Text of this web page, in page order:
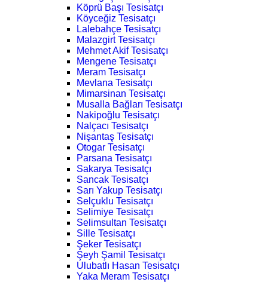
Köprü Başı Tesisatçı
Köyceğiz Tesisatçı
Lalebahçe Tesisatçı
Malazgirt Tesisatçı
Mehmet Akif Tesisatçı
Mengene Tesisatçı
Meram Tesisatçı
Mevlana Tesisatçı
Mimarsinan Tesisatçı
Musalla Bağları Tesisatçı
Nakipoğlu Tesisatçı
Nalçacı Tesisatçı
Nişantaş Tesisatçı
Otogar Tesisatçı
Parsana Tesisatçı
Sakarya Tesisatçı
Sancak Tesisatçı
Sarı Yakup Tesisatçı
Selçuklu Tesisatçı
Selimiye Tesisatçı
Selimsultan Tesisatçı
Sille Tesisatçı
Şeker Tesisatçı
Şeyh Şamil Tesisatçı
Ulubatlı Hasan Tesisatçı
Yaka Meram Tesisatçı